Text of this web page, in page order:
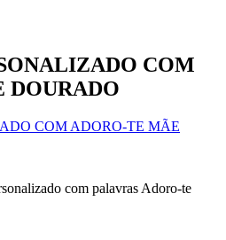
COM
DOURADO
COM ADORO-TE MÃE
com palavras Adoro-te